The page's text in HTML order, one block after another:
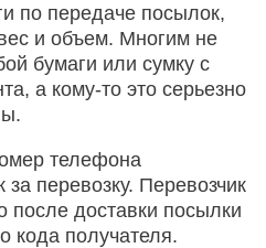
по передаче посылок,
и объем. Многим не
бумаги или сумку с
а кому-то это серьезно
телефона
перевозку. Перевозчик
после доставки посылки
кода получателя.